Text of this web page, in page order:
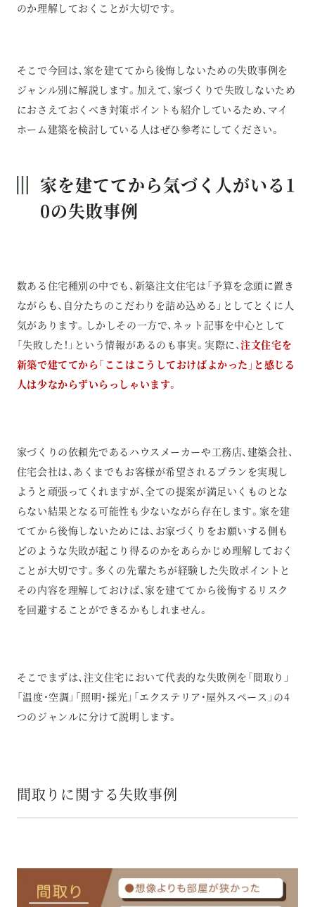
のか理解しておくことが大切です。
そこで今回は、家を建ててから後悔しないための失敗事例を
ジャンル別に解説します。加えて、家づくりで失敗しないため
におさえておくべき対策ポイントも紹介しているため、マイ
ホーム建築を検討している人はぜひ参考にしてください。
家を建ててから気づく人がいる1
0の失敗事例
数ある住宅種別の中でも、新築注文住宅は「予算を念頭に置き
ながらも、自分たちのこだわりを詰め込める」としてとくに人
気があります。しかしその一方で、ネット記事を中心として
「失敗した！」という情報があるのも事実。実際に、注文住宅を
新築で建ててから「ここはこうしておけばよかった」と感じる
人は少なからずいらっしゃいます。
家づくりの依頼先であるハウスメーカーや工務店、建築会社、
住宅会社は、あくまでもお客様が希望されるプランを実現し
ようと頑張ってくれますが、全ての提案が満足いくものとな
らない結果となる可能性も少ないながら存在します。家を建
ててから後悔しないためには、お家づくりをお願いする側も
どのような失敗が起こり得るのかをあらかじめ理解しておく
ことが大切です。多くの先輩たちが経験した失敗ポイントと
その内容を理解しておけば、家を建ててから後悔するリスク​​
を回避することができるかもしれません。
そこでまずは、注文住宅において代表的な失敗例を「間取り」
「温度・空調」「照明・採光」「エクステリア・屋外スペース」の4
つのジャンルに分けて説明します。
間取りに関する失敗事例